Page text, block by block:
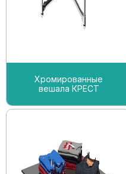
Хромированные
вешала КРЕСТ